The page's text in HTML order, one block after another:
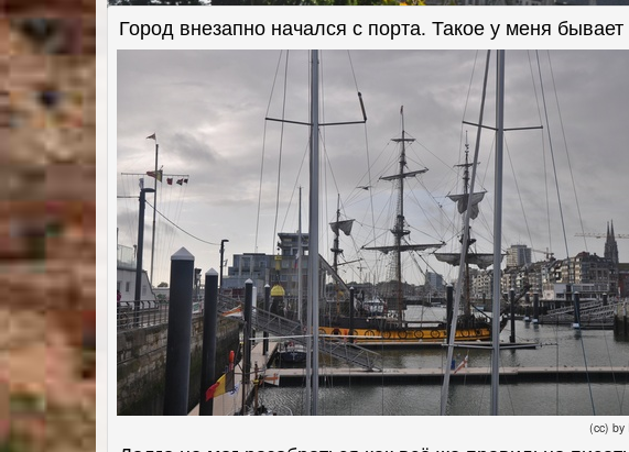
Город внезапно начался с порта. Такое у меня бывает
(cc) by